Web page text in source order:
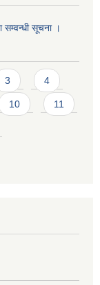
सम्वन्धी सूचना ।
3 4
10 11